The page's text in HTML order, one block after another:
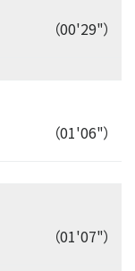
（00'29"）
（01'06"）
（01'07"）